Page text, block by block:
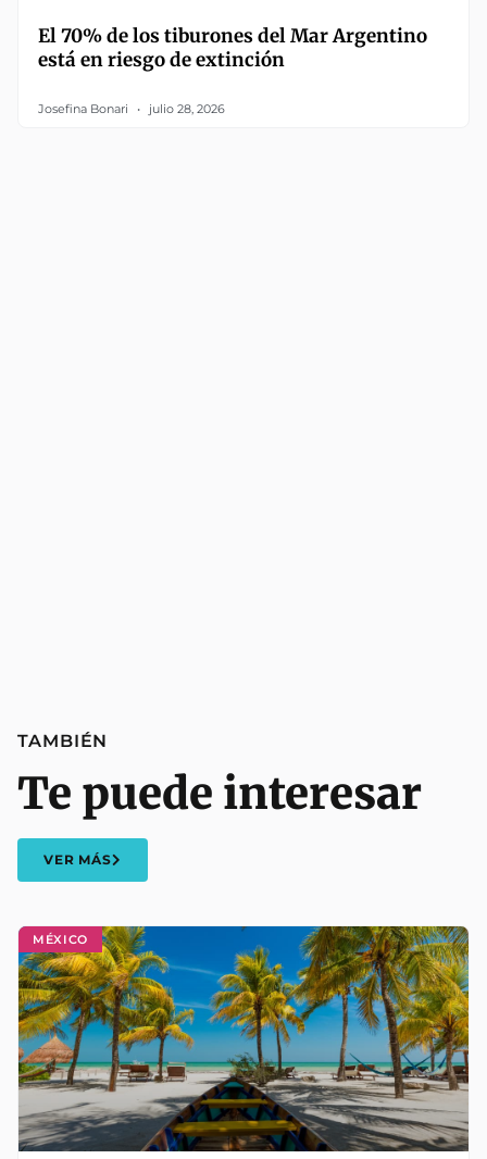
El 70% de los tiburones del Mar Argentino
está en riesgo de extinción
Josefina Bonari julio 28, 2026
MÉXICO
TAMBIÉN
Te puede interesar
VER MÁS